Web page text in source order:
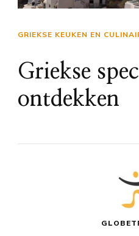
GRIEKSE KEUKEN EN
Griekse
ontdekken